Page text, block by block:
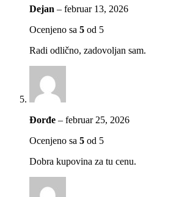
Dejan – februar 13, 2026
Ocenjeno sa 5 od 5
Radi odlično, zadovoljan sam.
Đorđe – februar 25, 2026
Ocenjeno sa 5 od 5
Dobra kupovina za tu cenu.